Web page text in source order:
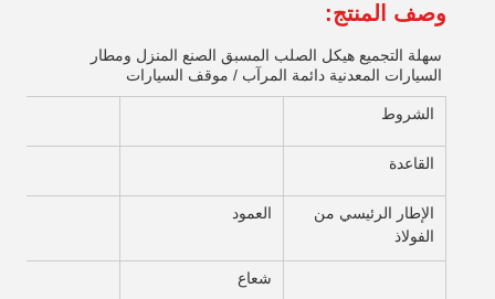
وصف المنتج:
سهلة التجميع هيكل الصلب المسبق الصنع المنزل ومطار
السيارات المعدنية دائمة المرآب / موقف السيارات
الشروط
القاعدة
الإطار الرئيسي من
الفولاذ
العمود
شعاع